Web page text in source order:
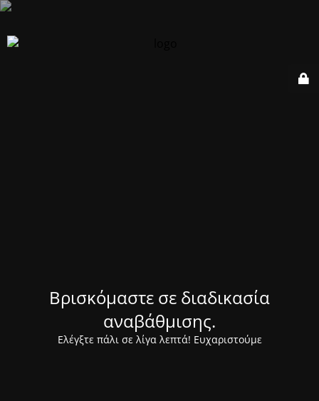
Βρισκόμαστε σε διαδικασία
αναβάθμισης.
Ελέγξτε πάλι σε λίγα λεπτά! Ευχαριστούμε